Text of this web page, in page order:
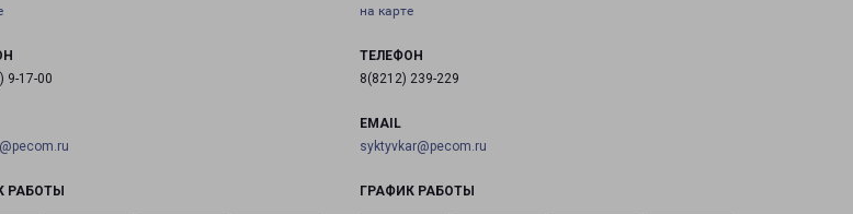
9-17-00
РАБОТЫ
на карте
ТЕЛЕФОН
8(8212) 239-229
EMAIL
syktyvkar@pecom.ru
ГРАФИК РАБОТЫ